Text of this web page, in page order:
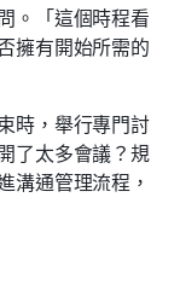
。「這個時程看
擁有開始所需的
時，舉行專門討
了太多會議？規
溝通管理流程，